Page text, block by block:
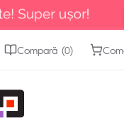
Compară (0)